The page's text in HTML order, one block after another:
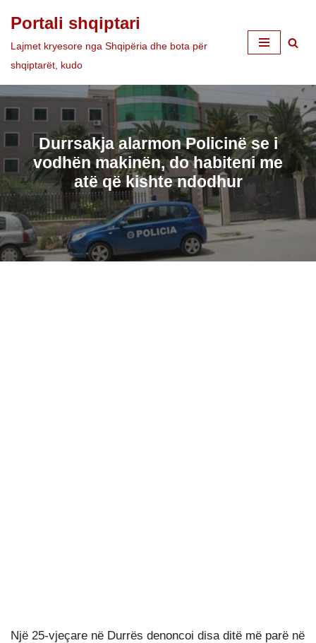
Skip
to
Portali shqiptari
Lajmet kryesore nga Shqipëria dhe bota për
shqiptarët, kudo
Durrsakja alarmon Policinë se i
vodhën makinën, do habiteni me
atë që kishte ndodhur
Një 25-vjeçare në Durrës denoncoi disa ditë më parë në